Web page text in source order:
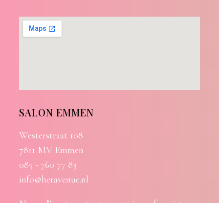
SALON EMMEN
Westerstraat 108
7811 MV Emmen
085 - 760 77 83
info@heravenue.nl